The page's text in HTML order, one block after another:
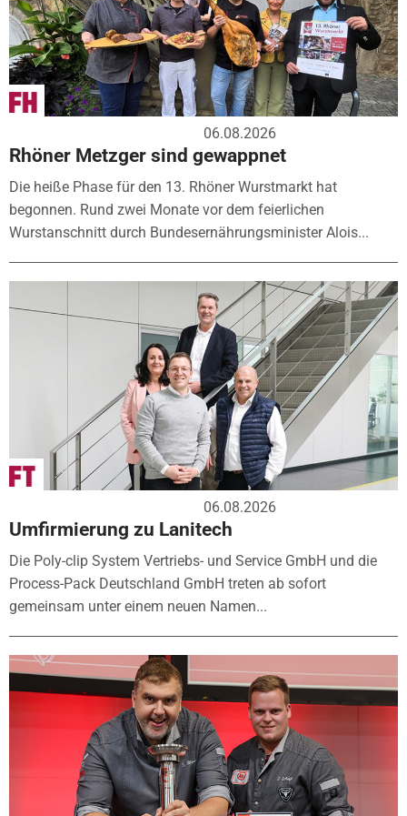
06.08.2026
Rhöner Metzger sind gewappnet
Die heiße Phase für den 13. Rhöner Wurstmarkt hat
begonnen. Rund zwei Monate vor dem feierlichen
Wurstanschnitt durch Bundesernährungsminister Alois...
06.08.2026
Umfirmierung zu Lanitech
Die Poly-clip System Vertriebs- und Service GmbH und die
Process-Pack Deutschland GmbH treten ab sofort
gemeinsam unter einem neuen Namen...